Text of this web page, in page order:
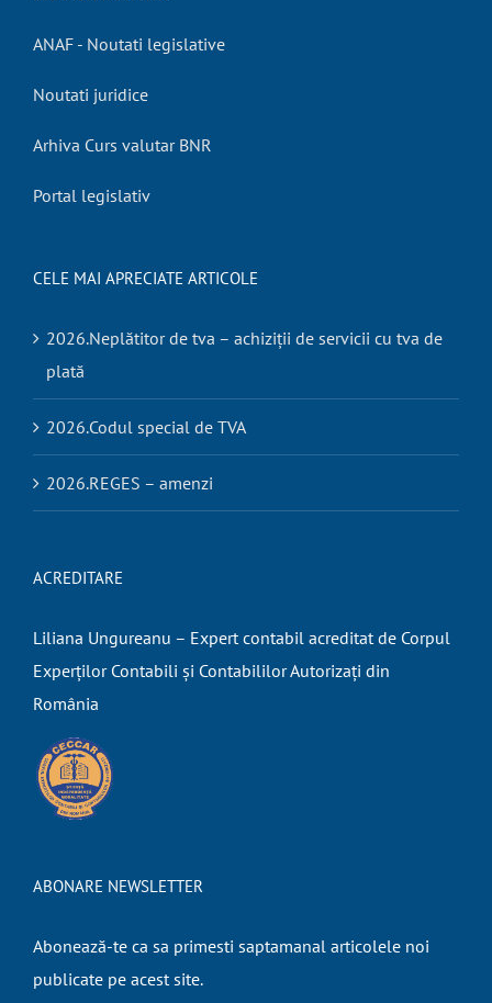
ANAF - Noutati legislative
Noutati juridice
Arhiva Curs valutar BNR
Portal legislativ
CELE MAI APRECIATE ARTICOLE
2026.Neplătitor de tva – achiziții de servicii cu tva de
plată
2026.Codul special de TVA
2026.REGES – amenzi
ACREDITARE
Liliana Ungureanu – Expert contabil acreditat de Corpul
Experților Contabili și Contabililor Autorizați din
România
ABONARE NEWSLETTER
Abonează-te ca sa primesti saptamanal articolele noi
publicate pe acest site.